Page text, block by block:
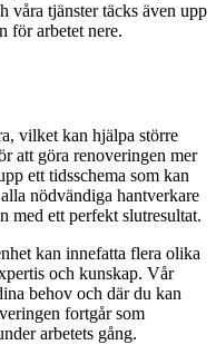
våra tjänster täcks även upp
för arbetet nere.
vilket kan hjälpa större
att göra renoveringen mer
ett tidsschema som kan
nödvändiga hantverkare
med ett perfekt slutresultat.
kan innefatta flera olika
och kunskap. Vår
behov och där du kan
fortgår som
arbetets gång.